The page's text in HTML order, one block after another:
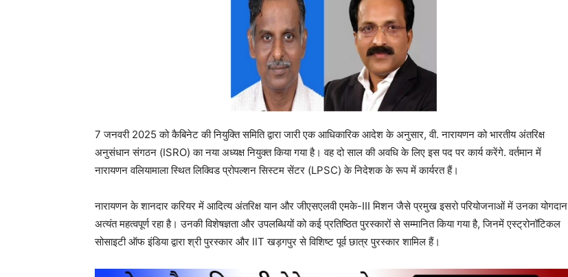
7 जनवरी 2025 को कैबिनेट की नियुक्ति समिति द्वारा जारी एक आधिकारिक आदेश के अनुसार, वी. नारायणन को भारतीय अंतरिक्ष
अनुसंधान संगठन (ISRO) का नया अध्यक्ष नियुक्त किया गया है। वह दो साल की अवधि के लिए इस पद पर कार्य करेंगे. वर्तमान में
नारायणन वलियामाला स्थित लिक्विड प्रोपल्शन सिस्टम सेंटर (LPSC) के निदेशक के रूप में कार्यरत हैं।
नारायणन के शानदार करियर में आदित्य अंतरिक्ष यान और जीएसएलवी एमके-III मिशन जैसे प्रमुख इसरो परियोजनाओं में उनका योगदान
अत्यंत महत्वपूर्ण रहा है। उनकी विशेषज्ञता और उपलब्धियों को कई प्रतिष्ठित पुरस्कारों से सम्मानित किया गया है, जिनमें एस्ट्रोनॉटिकल
सोसाइटी ऑफ इंडिया द्वारा श्री पुरस्कार और IIT खड़गपुर से विशिष्ट पूर्व छात्र पुरस्कार शामिल हैं।